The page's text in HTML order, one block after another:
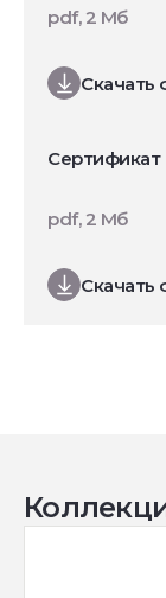
Скачать
pdf, 2 Мб
Сертификат
Скачать
pdf, 2 Мб